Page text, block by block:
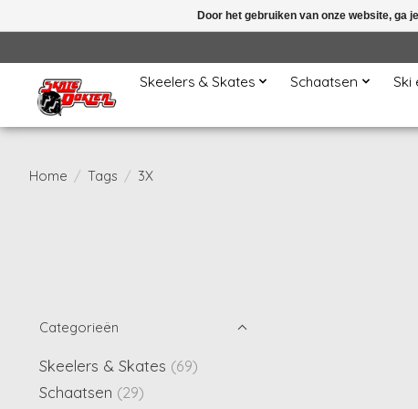
Skeelers & Skates Schaatsen Ski
Home / Tags / 3X
Categorieën
Skeelers & Skates (69)
Schaatsen (29)
Door het gebruiken van onze website, ga